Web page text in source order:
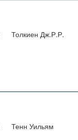
Толкиен Дж.Р.Р.
Тенн Уильям